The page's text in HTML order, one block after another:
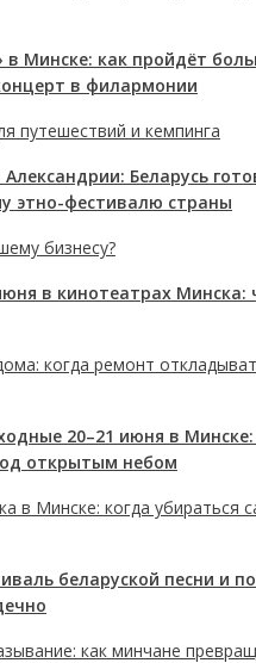
в Минске: как пройдёт
в филармонии
путешествий и кемпинга
Беларусь
этно-фестивалю страны
бизнесу?
в кинотеатрах Минска:
когда ремонт
20–21 июня в
открытым небом
в Минске: когда убираться
беларуской песни и
как минчане